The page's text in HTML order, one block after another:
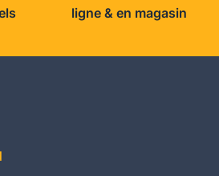
ligne & en magasin